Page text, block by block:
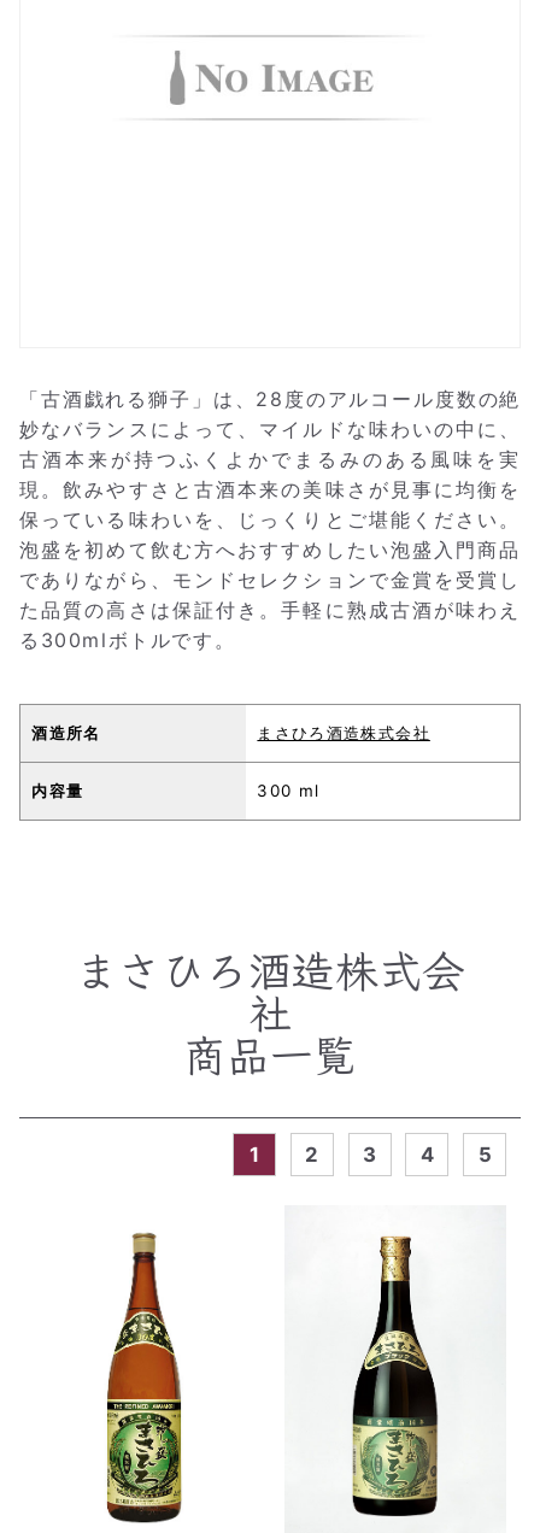
「古酒戯れる獅子」は、28度のアルコール度数の絶
妙なバランスによって、マイルドな味わいの中に、
古酒本来が持つふくよかでまるみのある風味を実
現。飲みやすさと古酒本来の美味さが見事に均衡を
保っている味わいを、じっくりとご堪能ください。
泡盛を初めて飲む方へおすすめしたい泡盛入門商品
でありながら、モンドセレクションで金賞を受賞し
た品質の高さは保証付き。手軽に熟成古酒が味わえ
る300mlボトルです。
酒造所名 まさひろ酒造株式会社
内容量 300 ml
まさひろ酒造株式会
社
商品一覧
1 2 3 4 5